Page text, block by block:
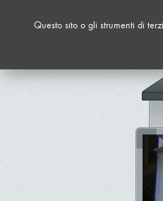
Questo sito o gli strumenti di